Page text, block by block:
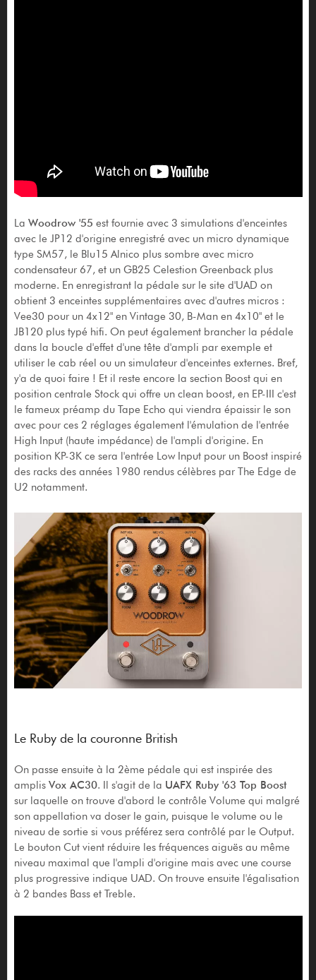
La Woodrow '55 est fournie avec 3 simulations d'enceintes
avec le JP12 d'origine enregistré avec un micro dynamique
type SM57, le Blu15 Alnico plus sombre avec micro
condensateur 67, et un GB25 Celestion Greenback plus
moderne. En enregistrant la pédale sur le site d'UAD on
obtient 3 enceintes supplémentaires avec d'autres micros :
Vee30 pour un 4x12" en Vintage 30, B-Man en 4x10" et le
JB120 plus typé hifi. On peut également brancher la pédale
dans la boucle d'effet d'une tête d'ampli par exemple et
utiliser le cab réel ou un simulateur d'enceintes externes. Bref,
y'a de quoi faire ! Et il reste encore la section Boost qui en
position centrale Stock qui offre un clean boost, en EP-III c'est
le fameux préamp du Tape Echo qui viendra épaissir le son
avec pour ces 2 réglages également l'émulation de l'entrée
High Input (haute impédance) de l'ampli d'origine. En
position KP-3K ce sera l'entrée Low Input pour un Boost inspiré
des racks des années 1980 rendus célèbres par The Edge de
U2 notamment.
Le Ruby de la couronne British
On passe ensuite à la 2ème pédale qui est inspirée des
amplis Vox AC30. Il s'agit de la UAFX Ruby '63 Top Boost
sur laquelle on trouve d'abord le contrôle Volume qui malgré
son appellation va doser le gain, puisque le volume ou le
niveau de sortie si vous préférez sera contrôlé par le Output.
Le bouton Cut vient réduire les fréquences aiguës au même
niveau maximal que l'ampli d'origine mais avec une course
plus progressive indique UAD. On trouve ensuite l'égalisation
à 2 bandes Bass et Treble.